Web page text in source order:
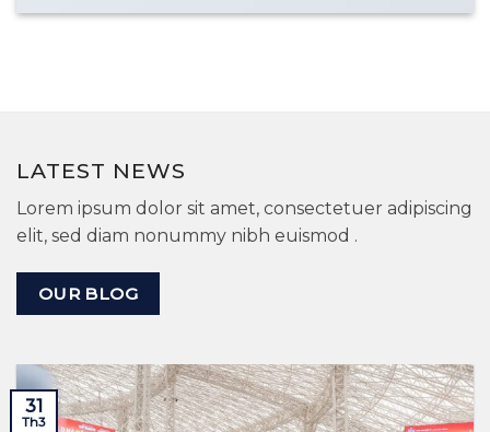
LATEST NEWS
Lorem ipsum dolor sit amet, consectetuer adipiscing
elit, sed diam nonummy nibh euismod .
OUR BLOG
31
Th3